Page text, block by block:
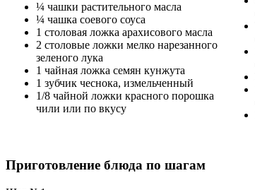
¼ чашки растительного масла
¼ чашка соевого соуса
1 столовая ложка арахисового масла
2 столовые ложки мелко нарезанного
зеленого лука
1 чайная ложка семян кунжута
1 зубчик чеснока, измельченный
1/8 чайной ложки красного порошка
чили или по вкусу
Приготовление блюда по шагам